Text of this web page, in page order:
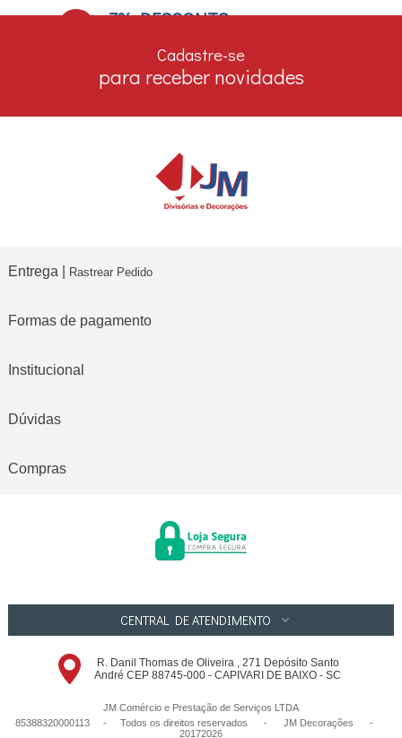
7% DESCONTO
Cadastre-se
para receber novidades
Entrega | Rastrear Pedido
Formas de pagamento
Institucional
Dúvidas
Compras
CENTRAL DE ATENDIMENTO
R. Danil Thomas de Oliveira , 271 Depósito Santo
André CEP 88745-000 - CAPIVARI DE BAIXO - SC
JM Comércio e Prestação de Serviços LTDA
85388320000113 - Todos os direitos reservados
- JM Decorações
-
20172026